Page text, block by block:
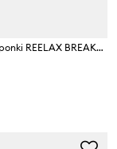
Salomon japonki REELAX BREAK 6.0